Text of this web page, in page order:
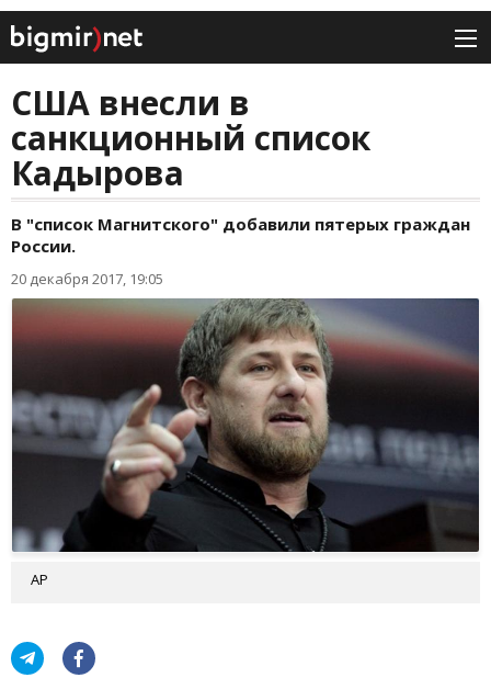
США внесли в
санкционный список
Кадырова
В "список Магнитского" добавили пятерых граждан
России.
20 декабря 2017, 19:05
АР